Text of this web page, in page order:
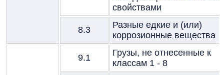
свойствами
8.3
Разные едкие и (или)
коррозионные вещества
9.1
Грузы, не отнесенные к
классам 1 - 8